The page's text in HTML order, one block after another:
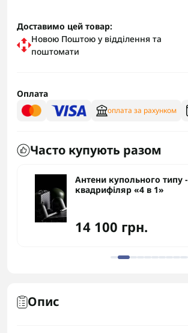
Доставимо цей товар:
Новою Поштою у відділення та
поштомати
Оплата
оплата за рахунком
Часто купують разом
Антени купольного типу -
квадрифіляр «4 в 1»
14 100 грн.
Опис